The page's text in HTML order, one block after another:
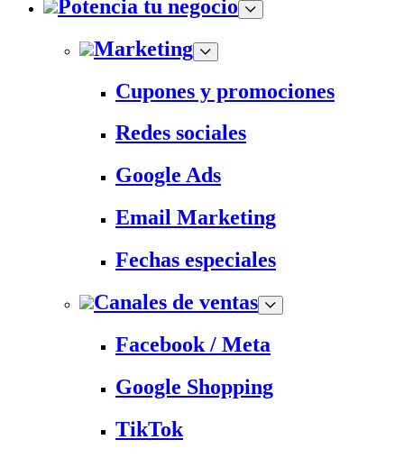
Potencia tu negocio
Marketing
Cupones y promociones
Redes sociales
Google Ads
Email Marketing
Fechas especiales
Canales de ventas
Facebook / Meta
Google Shopping
TikTok